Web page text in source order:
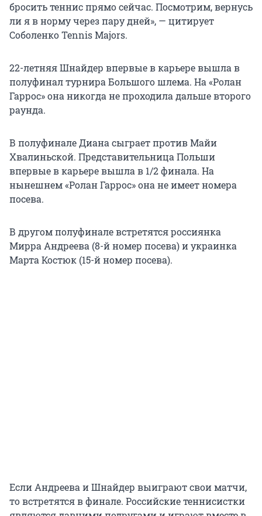
бросить теннис прямо сейчас. Посмотрим, вернусь
ли я в норму через пару дней», — цитирует
Соболенко Tennis Majors.
22-летняя Шнайдер впервые в карьере вышла в
полуфинал турнира Большого шлема. На «Ролан
Гаррос» она никогда не проходила дальше второго
раунда.
В полуфинале Диана сыграет против Майи
Хвалиньской. Представительница Польши
впервые в карьере вышла в 1/2 финала. На
нынешнем «Ролан Гаррос» она не имеет номера
посева.
В другом полуфинале встретятся россиянка
Мирра Андреева (8-й номер посева) и украинка
Марта Костюк (15-й номер посева).
Если Андреева и Шнайдер выиграют свои матчи,
то встретятся в финале. Российские теннисистки